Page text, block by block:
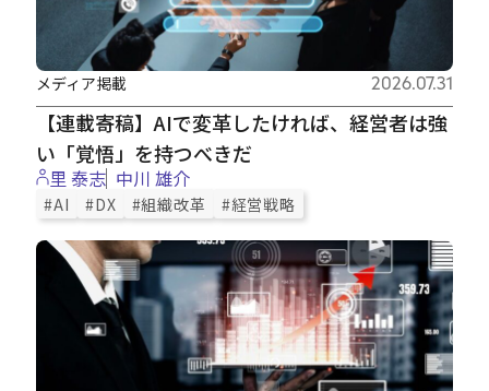
【連載寄稿】AIで変革したければ、経営者は強
い「覚悟」を持つべきだ
メディア掲載 2026.07.31
里 泰志 中川 雄介
#AI #DX #組織改革 #経営戦略